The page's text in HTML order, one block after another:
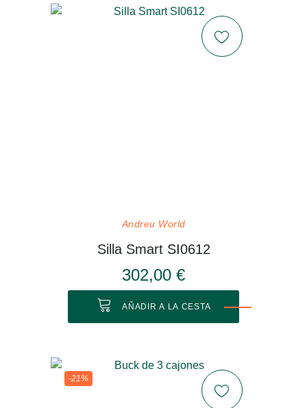
Andreu World
Silla Smart SI0612
302,00 €
AÑADIR A LA CESTA
-21%